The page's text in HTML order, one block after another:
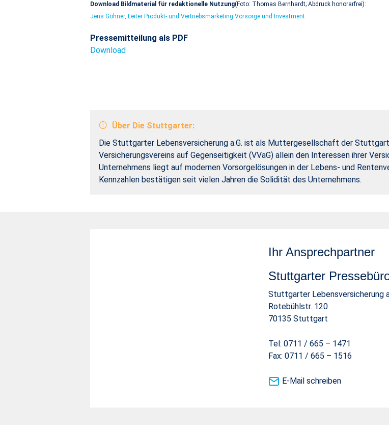
Download Bildmaterial für redaktionelle Nutzung(Foto: Thomas Bernhardt; Abdruck honorarfrei):
Jens Göhner, Leiter Produkt- und Vertriebsmarketing Vorsorge und Investment
Pressemitteilung als PDF
Download
Über Die Stuttgarter:
Die Stuttgarter Lebensversicherung a.G. ist als Muttergesellschaft der
Versicherungsvereins auf Gegenseitigkeit (VVaG) allein den Interessen ihrer
Unternehmens liegt auf modernen Vorsorgelösungen in der Lebens- und
Kennzahlen bestätigen seit vielen Jahren die Solidität des Unternehmens.
Ihr Ansprechpartner
Stuttgarter
Stuttgarter Lebensversicherung
Rotebühlstr. 120
70135 Stuttgart
Tel: 0711 / 665 – 1471
Fax: 0711 / 665 – 1516
E-Mail schreiben